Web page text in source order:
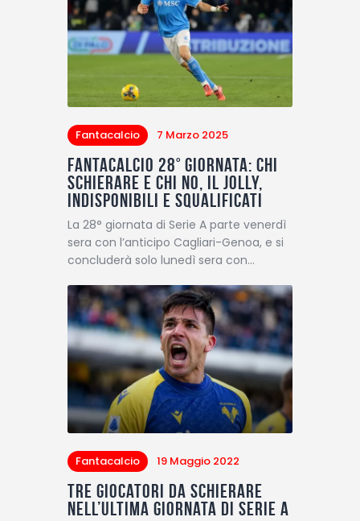
Fantacalcio 7 Marzo 2025
Fantacalcio 28° giornata: chi
schierare e chi no, il Jolly,
indisponibili e squalificati
La 28° giornata di Serie A parte venerdì
sera con l’anticipo Cagliari-Genoa, e si
concluderà solo lunedì sera con…
Fantacalcio 19 Maggio 2022
Tre giocatori da schierare
nell’ultima giornata di Serie A